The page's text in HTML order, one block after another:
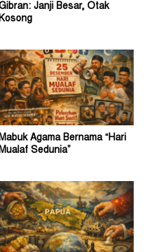
Janji Besar, Otak
Kosong
Agama Bernama “Hari
Sedunia”